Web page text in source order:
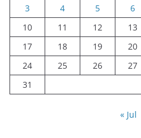
3
4 5 6
10
11 12 13
17
18 19 20
24
25 26 27
31
« Jul